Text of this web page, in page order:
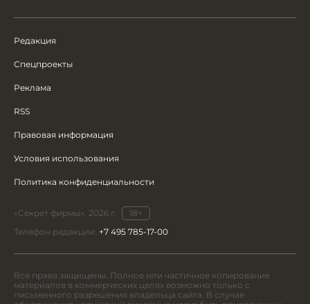
Редакция
Спецпроекты
Реклама
RSS
Правовая информация
Условия использования
Политика конфиденциальности
«Секрет фирмы», 2026 г.
18+
Телефон редакции: +7 495 785-17-00
Все права защищены. Полное или частичное копирование
материалов в коммерческих целях возможно только с
письменного разрешения владельца сайта. В случае